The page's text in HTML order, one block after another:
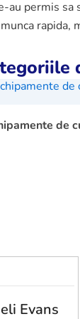
au permis
de
Evans